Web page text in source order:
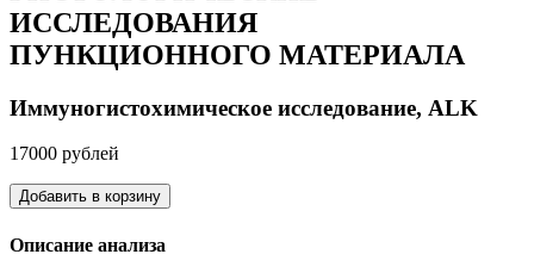
ИССЛЕДОВАНИЯ
ПУНКЦИОННОГО МАТЕРИАЛА
Иммуногистохимическое исследование, ALK
17000 рублей
Добавить в корзину
Описание анализа